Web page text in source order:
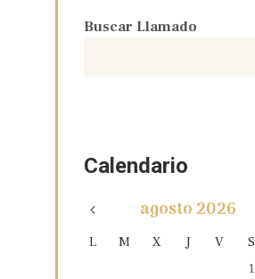
Buscar Llamado
Calendario
agosto 2026
L M X J V S
1